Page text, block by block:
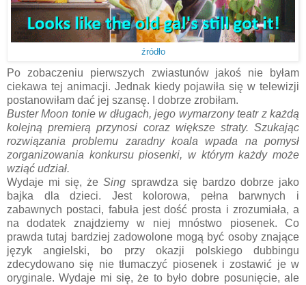
źródło
Po zobaczeniu pierwszych zwiastunów jakoś nie byłam
ciekawa tej animacji. Jednak kiedy pojawiła się w telewizji
postanowiłam dać jej szansę. I dobrze zrobiłam.
Buster Moon tonie w długach, jego wymarzony teatr z każdą
kolejną premierą przynosi coraz większe straty. Szukając
rozwiązania problemu zaradny koala wpada na pomysł
zorganizowania konkursu piosenki, w którym każdy może
wziąć udział.
Wydaje mi się, żeSing sprawdza się bardzo dobrze jako
bajka dla dzieci. Jest kolorowa, pełna barwnych i
zabawnych postaci, fabuła jest dość prosta i zrozumiała, a
na dodatek znajdziemy w niej mnóstwo piosenek. Co
prawda tutaj bardziej zadowolone mogą być osoby znające
język angielski, bo przy okazji polskiego dubbingu
zdecydowano się nie tłumaczyć piosenek i zostawić je w
oryginale. Wydaje mi się, że to było dobre posunięcie, ale